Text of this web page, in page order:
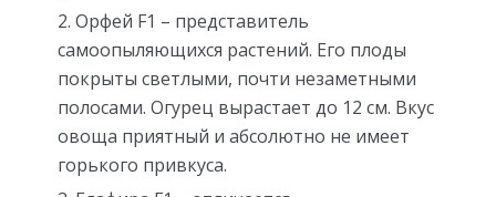
Орфей F1 – представитель
самоопыляющихся растений. Его плоды
покрыты светлыми, почти незаметными
полосами. Огурец вырастает до 12 см. Вкус
овоща приятный и абсолютно не имеет
горького привкуса.